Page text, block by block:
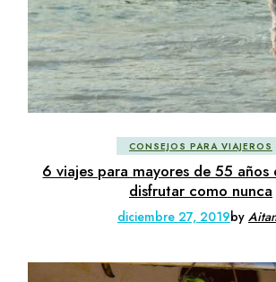
CONSEJOS PARA VIAJEROS
6 viajes para mayores de 55 años
disfrutar como nunca
diciembre 27, 2019by